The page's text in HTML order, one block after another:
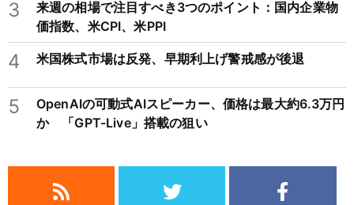
3
来週の相場で注目すべき3つのポイント：国内企業物
価指数、米CPI、米PPI
4 米国株式市場は反発、早期利上げ警戒感が後退
5
OpenAIの可動式AIスピーカー、価格は最大約6.3万円
か 「GPT-Live」搭載の狙い